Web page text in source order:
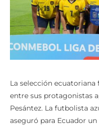
La selección
entre sus protagonistas
Pesántez. La futbolista
aseguró para Ecuador